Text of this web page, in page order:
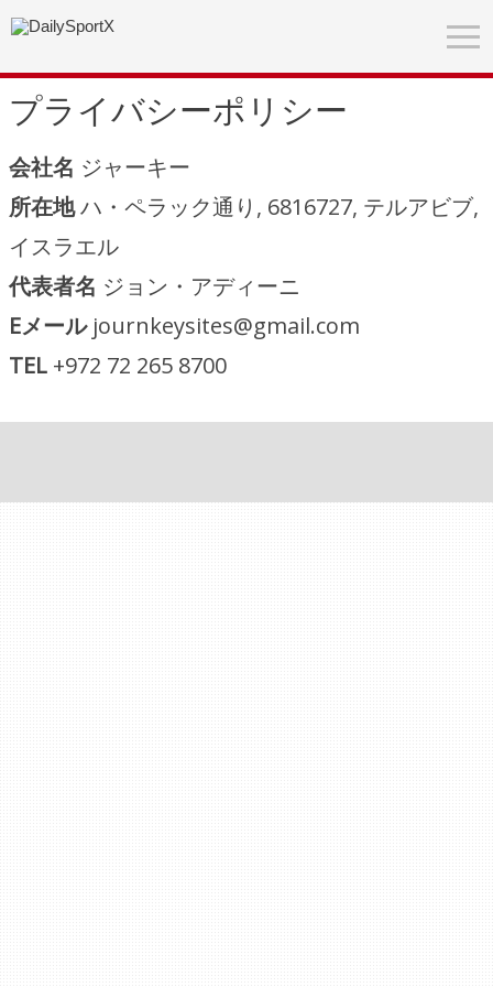
プライバシーポリシー
会社名 ジャーキー
所在地ハ・ペラック通り, 6816727, テルアビブ,
イスラエル
代表者名 ジョン・アディーニ
Eメールjournkeysites@gmail.com
TEL +972 72 265 8700